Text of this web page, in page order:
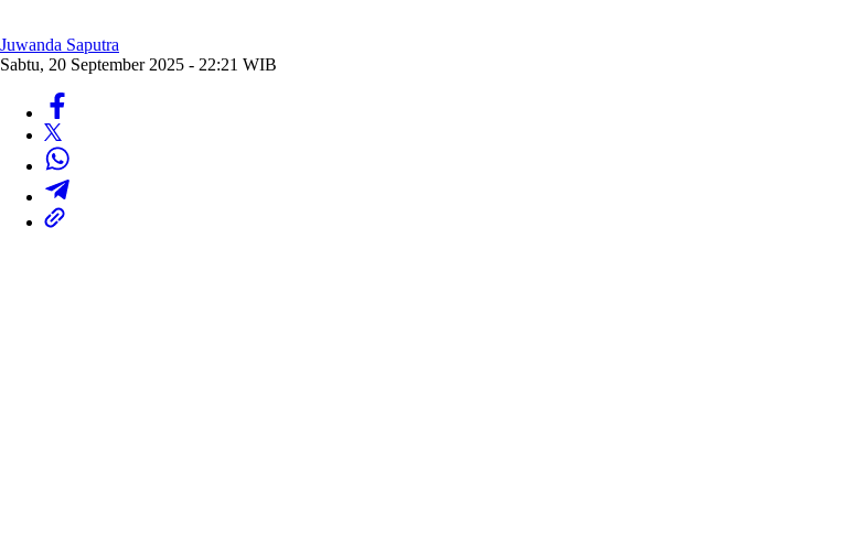
Juwanda Saputra
Sabtu, 20 September 2025 - 22:21 WIB